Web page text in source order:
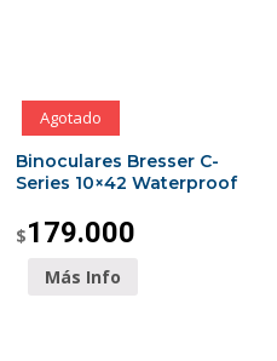
Agotado
Binoculares Bresser C-
Series 10×42 Waterproof
$179.000
Más Info